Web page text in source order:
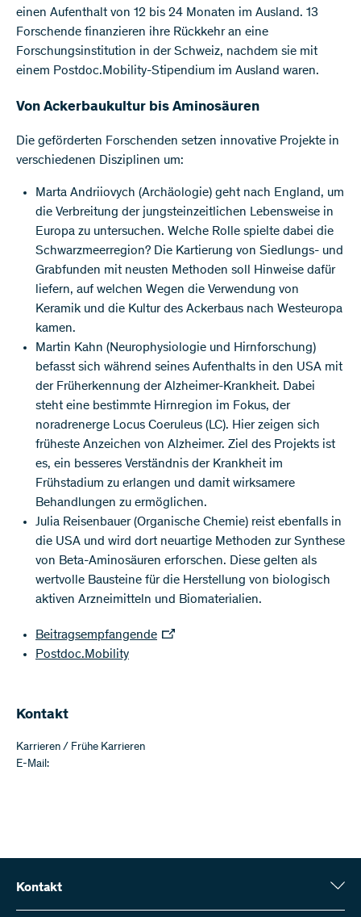
einen Aufenthalt von 12 bis 24 Monaten im Ausland. 13
Forschende finanzieren ihre Rückkehr an eine
Forschungsinstitution in der Schweiz, nachdem sie mit
einem Postdoc.Mobility-Stipendium im Ausland waren.
Von Ackerbaukultur bis Aminosäuren
Die geförderten Forschenden setzen innovative Projekte in
verschiedenen Disziplinen um:
Marta Andriiovych (Archäologie) geht nach England, um
die Verbreitung der jungsteinzeitlichen Lebensweise in
Europa zu untersuchen. Welche Rolle spielte dabei die
Schwarzmeerregion? Die Kartierung von Siedlungs- und
Grabfunden mit neusten Methoden soll Hinweise dafür
liefern, auf welchen Wegen die Verwendung von
Keramik und die Kultur des Ackerbaus nach Westeuropa
kamen.
Martin Kahn (Neurophysiologie und Hirnforschung)
befasst sich während seines Aufenthalts in den USA mit
der Früherkennung der Alzheimer-Krankheit. Dabei
steht eine bestimmte Hirnregion im Fokus, der
noradrenerge Locus Coeruleus (LC). Hier zeigen sich
früheste Anzeichen von Alzheimer. Ziel des Projekts ist
es, ein besseres Verständnis der Krankheit im
Frühstadium zu erlangen und damit wirksamere
Behandlungen zu ermöglichen.
Julia Reisenbauer (Organische Chemie) reist ebenfalls in
die USA und wird dort neuartige Methoden zur Synthese
von Beta-Aminosäuren erforschen. Diese gelten als
wertvolle Bausteine für die Herstellung von biologisch
aktiven Arzneimitteln und Biomaterialien.
Beitragsempfangende
Postdoc.Mobility
Kontakt
Karrieren / Frühe Karrieren
E-Mail:
Kontakt
Schweizerischer Nationalfonds (SNF)